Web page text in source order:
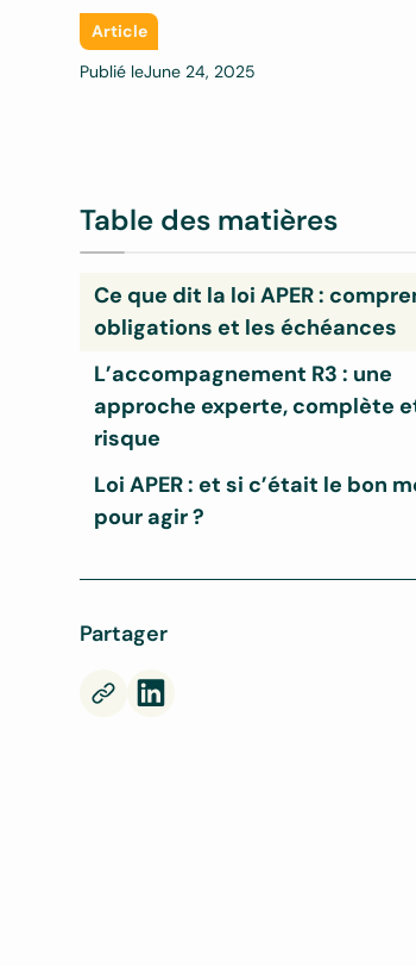
Article
Publié leJune 24, 2025
Table des matières
Ce que dit la loi APER :
obligations et les échéances
Zoom sur vos toitures
Zoom sur vos parkings
Transformer l’obligation en
bénéfices concrets du
L’accompagnement R3 : une
approche experte, complète
risque
Loi APER : et si c’était le bon
pour agir ?
Partager